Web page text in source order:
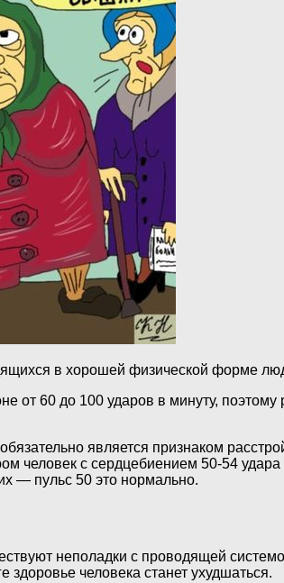
в хорошей физической форме
от 60 до 100 ударов в минуту,
является признаком
человек с сердцебиением 50-54
— пульс 50 это нормально.
неполадки с проводящей
человека станет ухудшаться.